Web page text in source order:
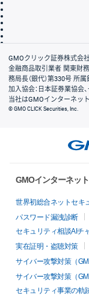
会社案内
GMOクリック証券株式会
金融商品取引業者 関東財
務局長（銀代）第330号 所
加入協会：日本証券業協会
当社はGMOインターネッ
© GMO CLICK Securities, Inc.
GMOインターネッ
世界初総合ネットセキ
パスワード漏洩診断
セキュリティ相談AIチ
実在証明・盗聴対策
サイバー攻撃対策（
サイバー攻撃対策（
セキュリティ事業の軌